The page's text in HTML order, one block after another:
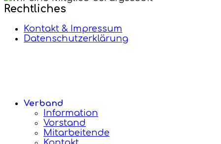
Rechtliches
Kontakt & Impressum
Datenschutzerklärung
Verband
Information
Vorstand
Mitarbeitende